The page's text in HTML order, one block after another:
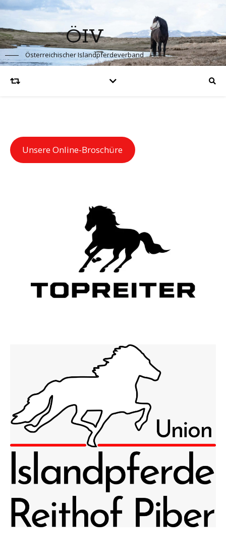
ÖIV
Österreichischer Islandpferdeverband
Unsere Online-Broschüre